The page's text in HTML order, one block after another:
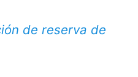
de reserva de